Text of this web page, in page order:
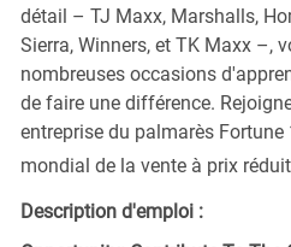
détail – TJ Maxx, Marshalls,
Sierra, Winners, et TK Maxx –,
nombreuses occasions
de faire une différence.
entreprise du palmarès
mondial de la vente à prix
Description d'emploi :